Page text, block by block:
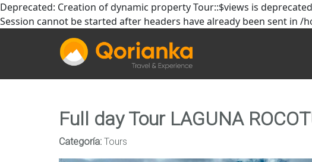
Deprecated: Creation of dynamic property Tour::$views is
Session cannot be started after headers have already been sent
Full day Tour LAGUNA
Categoría: Tours